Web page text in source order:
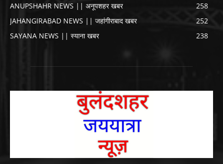
ANUPSHAHR NEWS || अनूपशहर खबर
258
JAHANGIRABAD NEWS || जहांगीराबाद खबर
252
SAYANA NEWS || स्याना खबर
238